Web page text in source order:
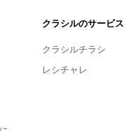
クラシルのサービス
クラシルチラシ
レシチャレ